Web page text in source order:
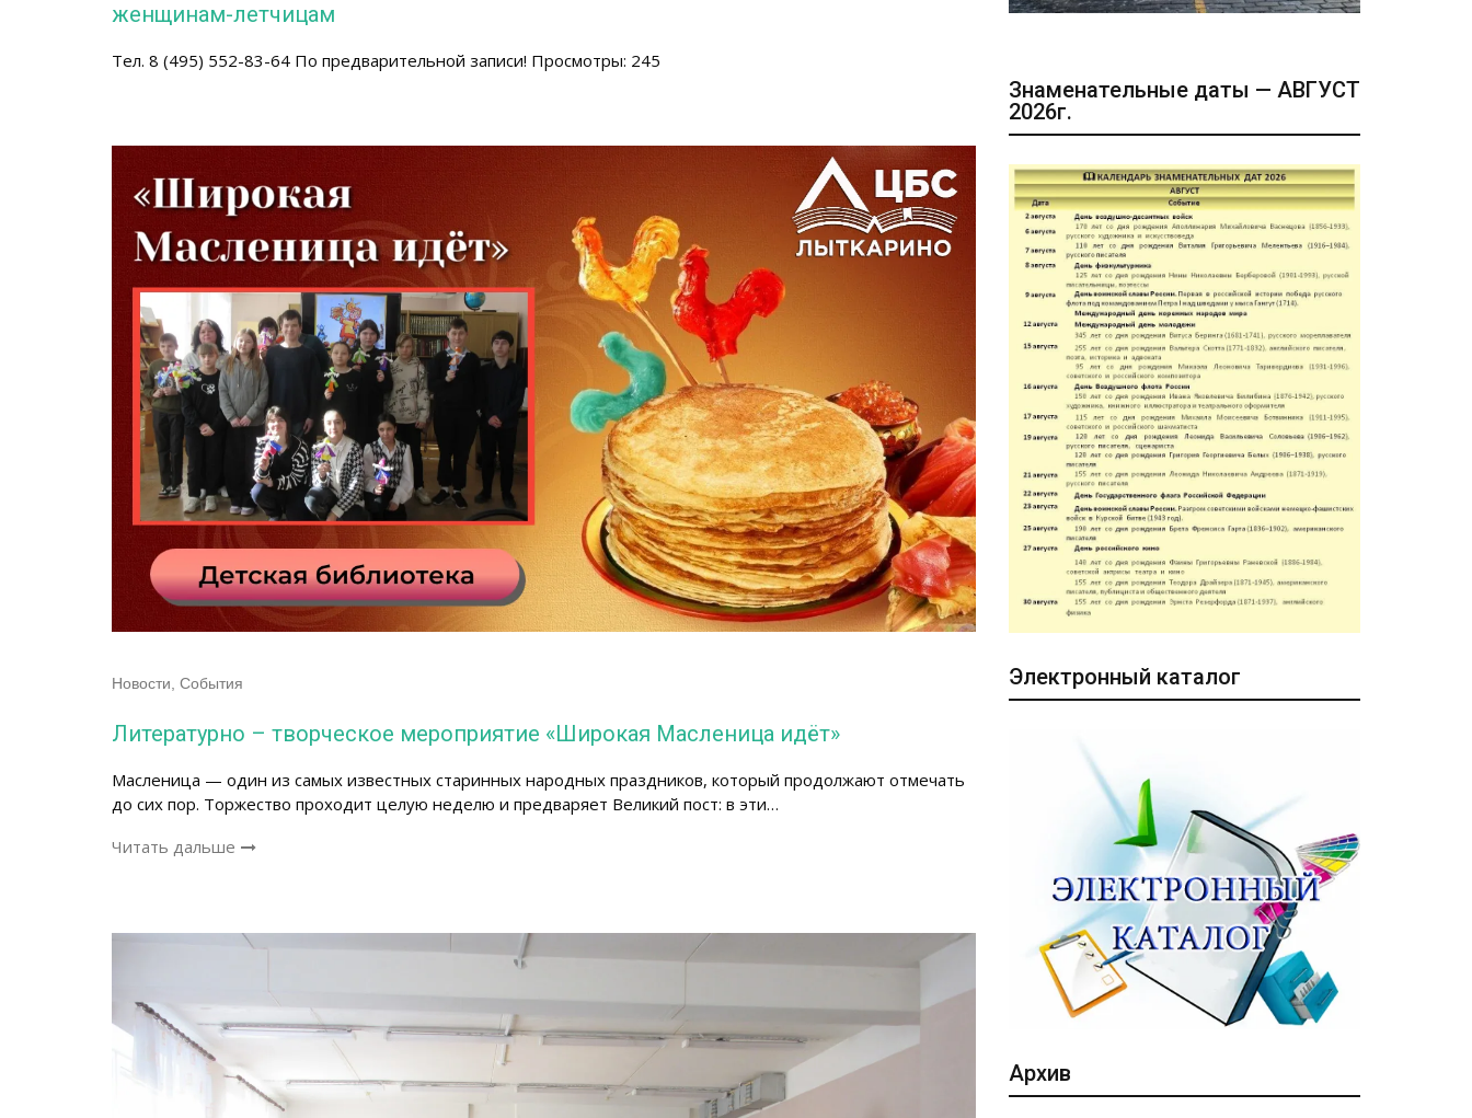
женщинам-летчицам
Тел. 8 (495) 552-83-64 По предварительной записи! Просмотры: 245
Новости, События
Литературно – творческое мероприятие «Широкая Масленица идёт»
Масленица — один из самых известных старинных народных праздников, который продолжают отмечать
до сих пор. Торжество проходит целую неделю и предваряет Великий пост: в эти…
Читать дальше
Знаменательные даты — АВГУСТ
2026г.
Электронный каталог
Архив